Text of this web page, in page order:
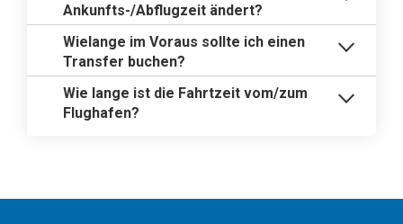
Ankunfts-/Abflugzeit ändert?
Wielange im Voraus sollte ich einen
Transfer buchen?
Wie lange ist die Fahrtzeit vom/zum
Flughafen?